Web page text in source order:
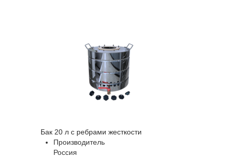
Бак 20 л с ребрами жесткости
Производитель
Россия